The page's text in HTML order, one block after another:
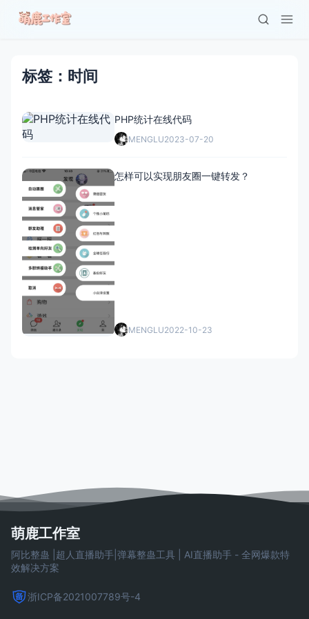
标签：时间
PHP统计在线代码
MENGLU2023-07-20
怎样可以实现朋友圈一键转发？
MENGLU2022-10-23
萌鹿工作室
阿比整蛊 |超人直播助手|弹幕整蛊工具 | AI直播助手 - 全网爆款特
效解决方案
浙ICP备2021007789号-4